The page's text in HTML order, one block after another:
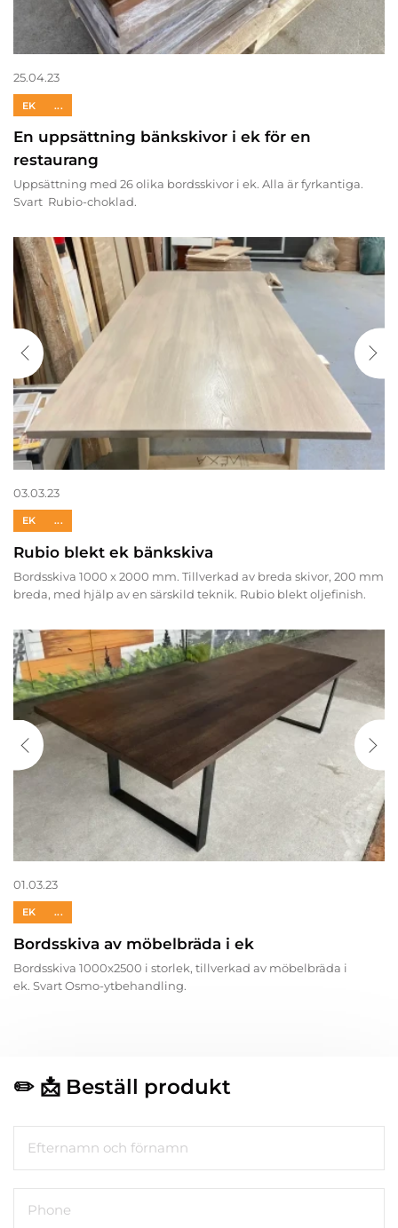
25.04.23
EK ...
En uppsättning bänkskivor i ek för en
restaurang
Uppsättning med 26 olika bordsskivor i ek. Alla är fyrkantiga.
Svart Rubio-choklad.
03.03.23
EK ...
Rubio blekt ek bänkskiva
Bordsskiva 1000 x 2000 mm. Tillverkad av breda skivor, 200 mm
breda, med hjälp av en särskild teknik. Rubio blekt oljefinish.
01.03.23
EK ...
Bordsskiva av möbelbräda i ek
Bordsskiva 1000x2500 i storlek, tillverkad av möbelbräda i
ek. Svart Osmo-ytbehandling.
✏️ 📩 Beställ produkt